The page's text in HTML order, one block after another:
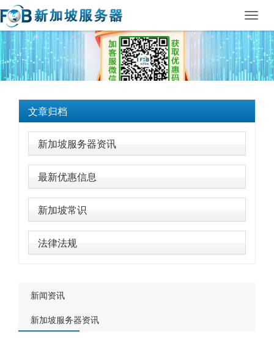
文章归档
新加坡服务器资讯
最新优惠信息
新加坡常识
法律法规
新闻资讯
新加坡服务器资讯